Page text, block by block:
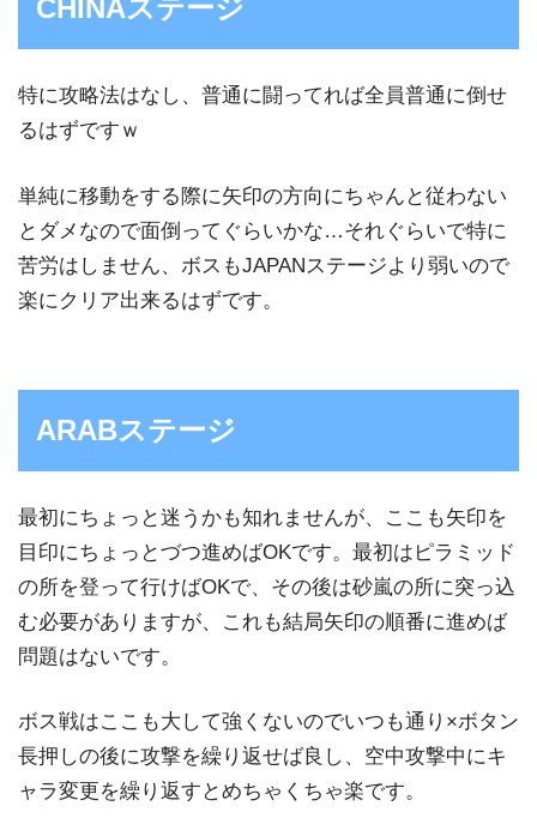
CHINAステージ
特に攻略法はなし、普通に闘ってれば全員普通に倒せ
るはずですｗ
単純に移動をする際に矢印の方向にちゃんと従わない
とダメなので面倒ってぐらいかな…それぐらいで特に
苦労はしません、ボスもJAPANステージより弱いので
楽にクリア出来るはずです。
ARABステージ
最初にちょっと迷うかも知れませんが、ここも矢印を
目印にちょっとづつ進めばOKです。最初はピラミッド
の所を登って行けばOKで、その後は砂嵐の所に突っ込
む必要がありますが、これも結局矢印の順番に進めば
問題はないです。
ボス戦はここも大して強くないのでいつも通り×ボタン
長押しの後に攻撃を繰り返せば良し、空中攻撃中にキ
ャラ変更を繰り返すとめちゃくちゃ楽です。